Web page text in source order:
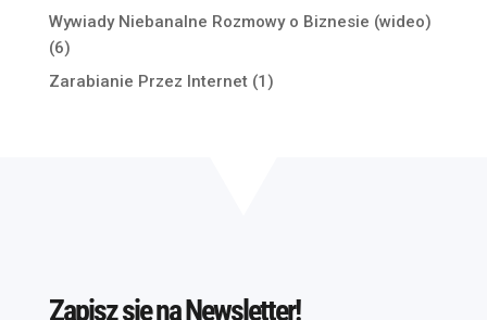
Wywiady Niebanalne Rozmowy o Biznesie (wideo)
(6)
Zarabianie Przez Internet(1)
Zapisz się na Newsletter!